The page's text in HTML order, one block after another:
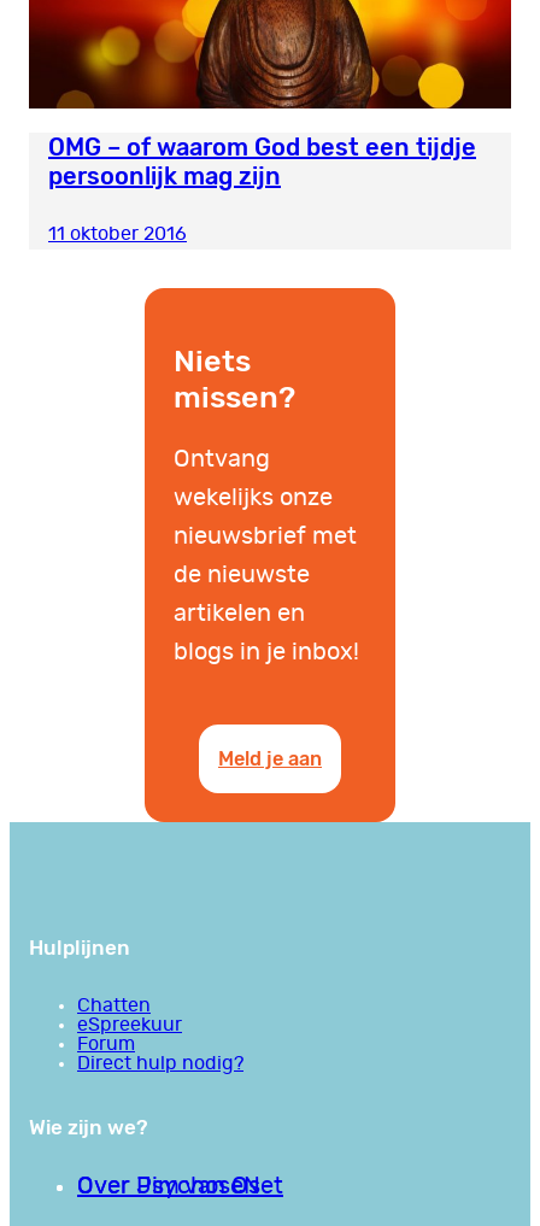
OMG – of waarom God best een tijdje
persoonlijk mag zijn
11 oktober 2016
Niets
missen?
Ontvang
wekelijks onze
nieuwsbrief met
de nieuwste
artikelen en
blogs in je inbox!
Meld je aan
Hulplijnen
Chatten
eSpreekuur
Forum
Direct hulp nodig?
Wie zijn we?
Over PsychoseNet
Over Jim van Os